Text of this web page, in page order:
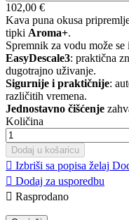
102,00 €
Kava puna okusa
tipki Aroma+.
Spremnik za vodu može
EasyDescale3: praktična
dugotrajno uživanje.
Sigurnije i praktičnije:
različitih vremena.
Jednostavno čišćenje
Količina
Dodaj u košaricu
 Izbriši sa popisa želaj
 Dodaj za usporedbu
 Rasprodano